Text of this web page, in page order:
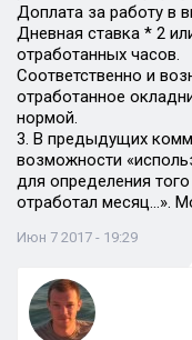
Доплата за работу в
Дневная ставка * 2
отработанных часов.
Соответственно и
отработанное
нормой.
3. В предыдущих
возможности
для определения
отработал месяц…».
Июн 7 2017 - 19:29